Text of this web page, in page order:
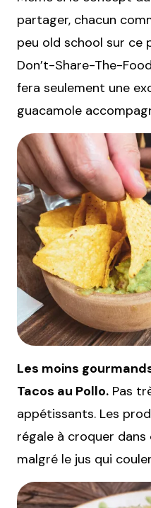
partager, chacun
peu old school sur ce
Don’t-Share-The-
fera seulement une
guacamole
Les moins
Tacos au Pollo. Pas
appétissants. Les
régale à croquer
malgré le jus qui